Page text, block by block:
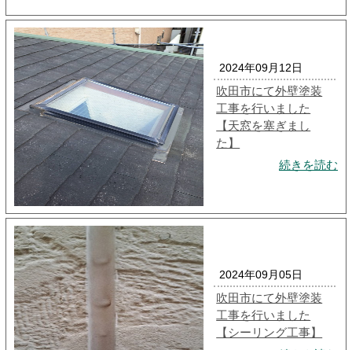
2024年09月12日
吹田市にて外壁塗装
工事を行いました
【天窓を塞ぎまし
た】
続きを読む
2024年09月05日
吹田市にて外壁塗装
工事を行いました
【シーリング工事】